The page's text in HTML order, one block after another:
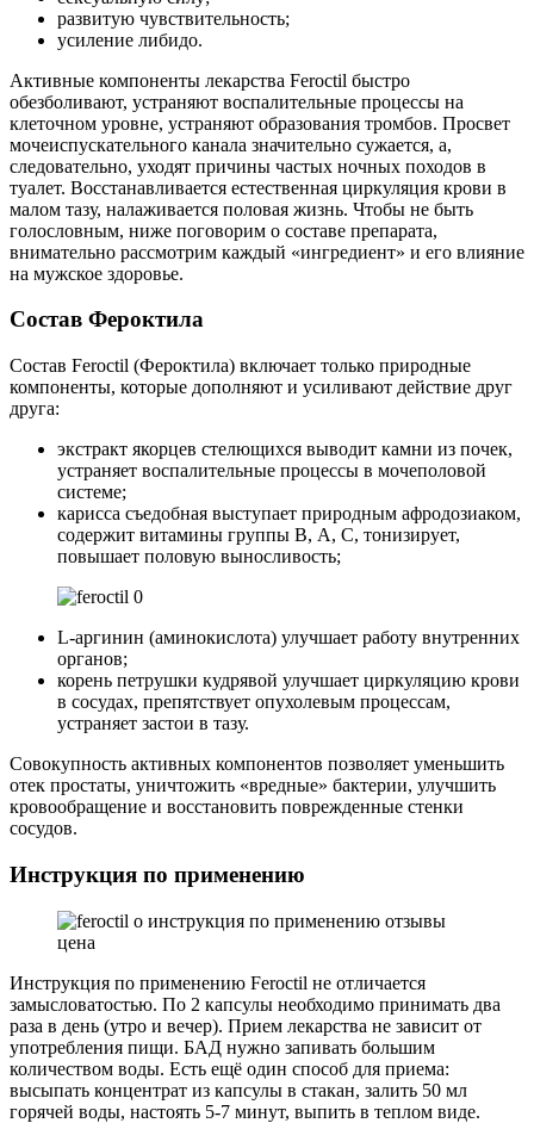
развитую чувствительность;
усиление либидо.
Активные компоненты лекарства Feroctil быстро
обезболивают, устраняют воспалительные процессы на
клеточном уровне, устраняют образования тромбов. Просвет
мочеиспускательного канала значительно сужается, а,
следовательно, уходят причины частых ночных походов в
туалет. Восстанавливается естественная циркуляция крови в
малом тазу, налаживается половая жизнь. Чтобы не быть
голословным, ниже поговорим о составе препарата,
внимательно рассмотрим каждый «ингредиент» и его влияние
на мужское здоровье.
Состав Фероктила
Cостав Feroctil (Фероктила) включает только природные
компоненты, которые дополняют и усиливают действие друг
друга:
экстракт якорцев стелющихся выводит камни из почек,
устраняет воспалительные процессы в мочеполовой
системе;
карисса съедобная выступает природным афродозиаком,
содержит витамины группы В, А, С, тонизирует,
повышает половую выносливость;
L-аргинин (аминокислота) улучшает работу внутренних
органов;
корень петрушки кудрявой улучшает циркуляцию крови
в сосудах, препятствует опухолевым процессам,
устраняет застои в тазу.
Совокупность активных компонентов позволяет уменьшить
отек простаты, уничтожить «вредные» бактерии, улучшить
кровообращение и восстановить поврежденные стенки
сосудов.
Инструкция по применению
Инструкция по применению Feroctil не отличается
замысловатостью. По 2 капсулы необходимо принимать два
раза в день (утро и вечер). Прием лекарства не зависит от
употребления пищи. БАД нужно запивать большим
количеством воды. Есть ещё один способ для приема:
высыпать концентрат из капсулы в стакан, залить 50 мл
горячей воды, настоять 5-7 минут, выпить в теплом виде.